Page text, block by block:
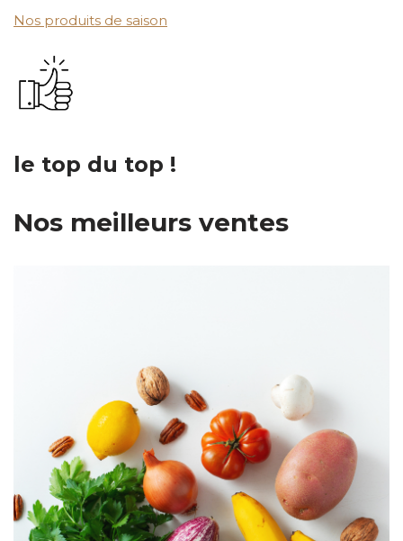
Nos produits de saison
le top du top !
Nos meilleurs ventes